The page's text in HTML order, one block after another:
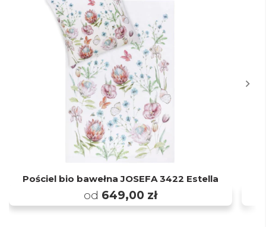
Pościel bio bawełna JOSEFA 3422 Estella
od 649,00 zł